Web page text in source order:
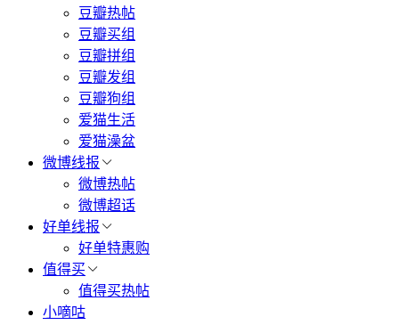
豆瓣热帖
豆瓣买组
豆瓣拼组
豆瓣发组
豆瓣狗组
爱猫生活
爱猫澡盆
微博线报
微博热帖
微博超话
好单线报
好单特惠购
值得买
值得买热帖
小嘀咕